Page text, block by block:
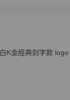
經典刻字款 logo
K金經典刻字款